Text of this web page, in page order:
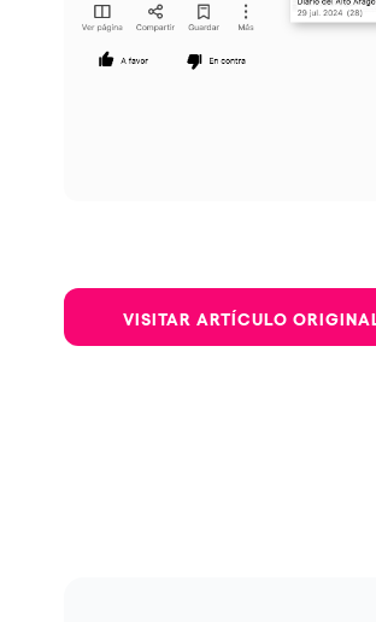
VISITAR ARTÍCULO ORIGINAL